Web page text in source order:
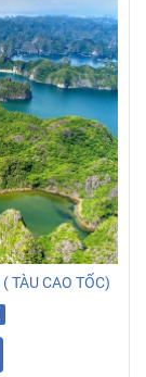
CÁT BÀ 2 NGÀY 1 ĐÊM TỪ HÀ NỘI - NGỦ ĐẢO ( TÀU CAO TỐC)